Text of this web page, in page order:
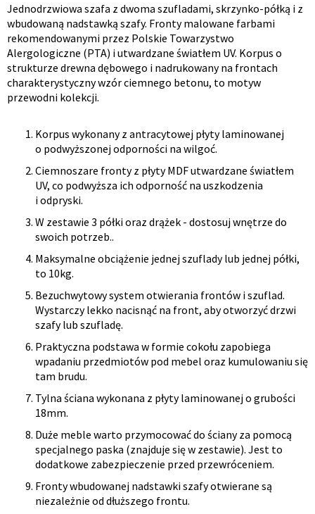
Opis
produktu
Jednodrzwiowa szafa z dwoma szufladami, skrzynko-półką i z
wbudowaną nadstawką szafy. Fronty malowane farbami
rekomendowanymi przez Polskie Towarzystwo
Alergologiczne (PTA) i utwardzane światłem UV. Korpus o
strukturze drewna dębowego i nadrukowany na frontach
charakterystyczny wzór ciemnego betonu, to motyw
przewodni kolekcji.
Korpus wykonany z antracytowej płyty laminowanej
o podwyższonej odporności na wilgoć.
Ciemnoszare fronty z płyty MDF utwardzane światłem
UV, co podwyższa ich odporność na uszkodzenia
i odpryski.
W zestawie 3 półki oraz drążek - dostosuj wnętrze do
swoich potrzeb..
Maksymalne obciążenie jednej szuflady lub jednej półki,
to 10kg.
Bezuchwytowy system otwierania frontów i szuflad.
Wystarczy lekko nacisnąć na front, aby otworzyć drzwi
szafy lub szufladę.
Praktyczna podstawa w formie cokołu zapobiega
wpadaniu przedmiotów pod mebel oraz kumulowaniu się
tam brudu.
Tylna ściana wykonana z płyty laminowanej o grubości
18mm.
Duże meble warto przymocować do ściany za pomocą
specjalnego paska (znajduje się w zestawie). Jest to
dodatkowe zabezpieczenie przed przewróceniem.
Fronty wbudowanej nadstawki szafy otwierane są
niezależnie od dłuższego frontu.